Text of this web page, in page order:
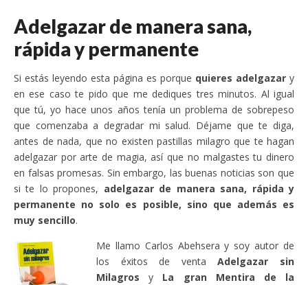
Adelgazar de manera sana,
rápida y permanente
Si estás leyendo esta página es porque quieres adelgazar y
en ese caso te pido que me dediques tres minutos. Al igual
que tú, yo hace unos años tenía un problema de sobrepeso
que comenzaba a degradar mi salud. Déjame que te diga,
antes de nada, que no existen pastillas milagro que te hagan
adelgazar por arte de magia, así que no malgastes tu dinero
en falsas promesas. Sin embargo, las buenas noticias son que
si te lo propones, adelgazar de manera sana, rápida y
permanente no solo es posible, sino que además es
muy sencillo.
Me llamo Carlos Abehsera y soy autor de
los éxitos de ventaAdelgazar sin
Milagros y La gran Mentira de la